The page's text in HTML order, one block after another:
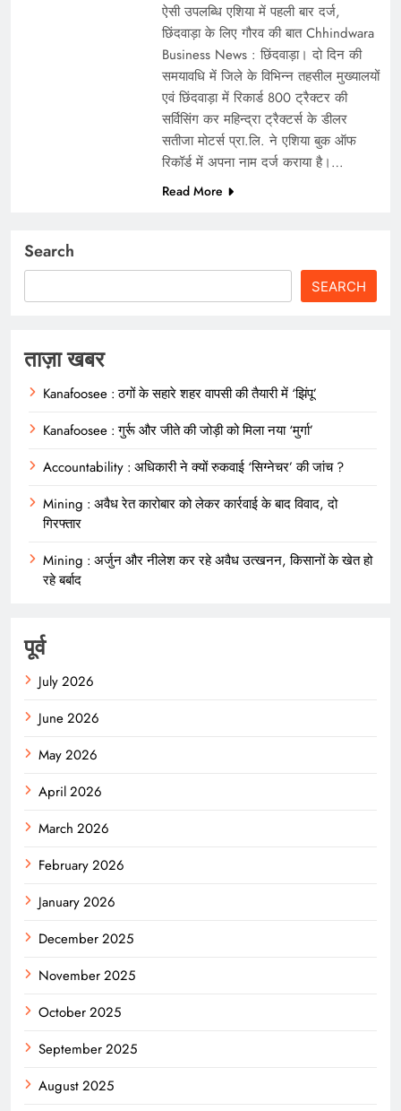
ऐसी उपलब्धि एशिया में पहली बार दर्ज,
छिंदवाड़ा के लिए गौरव की बात Chhindwara
Business News : छिंदवाड़ा। दो दिन की
समयावधि में जिले के विभिन्न तहसील मुख्यालयों
एवं छिंदवाड़ा में रिकार्ड 800 ट्रैक्टर की
सर्विसिंग कर महिन्द्रा ट्रैक्टर्स के डीलर
सतीजा मोटर्स प्रा.लि. ने एशिया बुक ऑफ
रिकॉर्ड में अपना नाम दर्ज कराया है।…
Read More
Search
SEARCH
ताज़ा खबर
Kanafoosee : ठगों के सहारे शहर वापसी की तैयारी में ‘झिंपू’
Kanafoosee : गुर्रू और जीते की जोड़ी को मिला नया ‘मुर्गा’
Accountability : अधिकारी ने क्यों रुकवाई ‘सिग्नेचर’ की जांच ?
Mining : अवैध रेत कारोबार को लेकर कार्रवाई के बाद विवाद, दो
गिरफ्तार
Mining : अर्जुन और नीलेश कर रहे अवैध उत्खनन, किसानों के खेत हो
रहे बर्बाद
पूर्व
July 2026
June 2026
May 2026
April 2026
March 2026
February 2026
January 2026
December 2025
November 2025
October 2025
September 2025
August 2025